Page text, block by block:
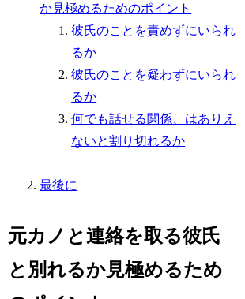
か見極めるためのポイント
彼氏のことを責めずにいられ
るか
彼氏のことを疑わずにいられ
るか
何でも話せる関係、はありえ
ないと割り切れるか
最後に
元カノと連絡を取る彼氏
と別れるか見極めるため